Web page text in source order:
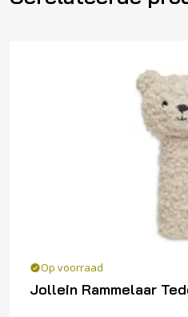
Op voorraad
Jollein Rammelaar